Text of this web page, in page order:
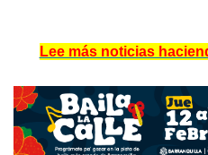
Lee más noticias